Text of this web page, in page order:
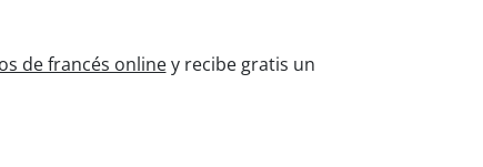
de francés onliney recibe gratis un